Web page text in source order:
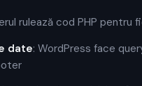
rulează cod PHP
date: WordPress face